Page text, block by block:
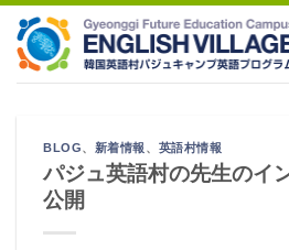
content
BLOG、 新着情報 、 英語村情報
パジュ英語村の先生のイ
公開